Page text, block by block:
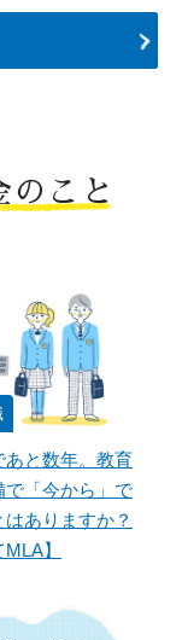
のこと
あと数年。教育
で「今から」で
はありますか？
MLA】